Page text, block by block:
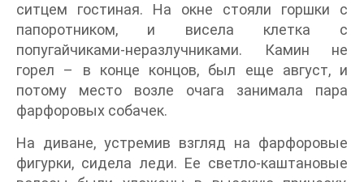
ситцем гостиная. На окне стояли горшки с
папоротником, и висела клетка с
попугайчиками-неразлучниками. Камин не
горел – в конце концов, был еще август, и
потому место возле очага занимала пара
фарфоровых собачек.
На диване, устремив взгляд на фарфоровые
фигурки, сидела леди. Ее светло-каштановые